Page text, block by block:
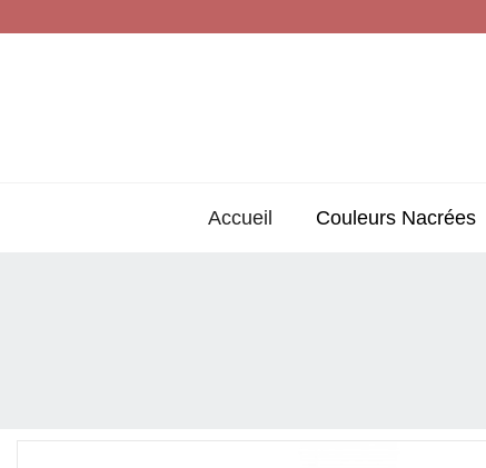
Accueil Couleurs Nacrées